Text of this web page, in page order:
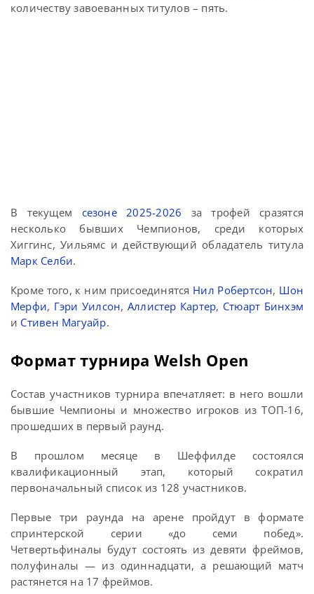
количеству завоеванных титулов – пять.
В текущем сезоне 2025-2026 за трофей сразятся
несколько бывших Чемпионов, среди которых
Хиггинс, Уильямс и действующий обладатель титула
Марк Селби.
Кроме того, к ним присоединятся Нил Робертсон, Шон
Мерфи, Гэри Уилсон, Аллистер Картер, Стюарт Бинхэм
и Стивен Магуайр.
Формат турнира Welsh Open
Состав участников турнира впечатляет: в него вошли
бывшие Чемпионы и множество игроков из ТОП-16,
прошедших в первый раунд.
В прошлом месяце в Шеффилде состоялся
квалификационный этап, который сократил
первоначальный список из 128 участников.
Первые три раунда на арене пройдут в формате
спринтерской серии «до семи побед».
Четвертьфиналы будут состоять из девяти фреймов,
полуфиналы — из одиннадцати, а решающий матч
растянется на 17 фреймов.